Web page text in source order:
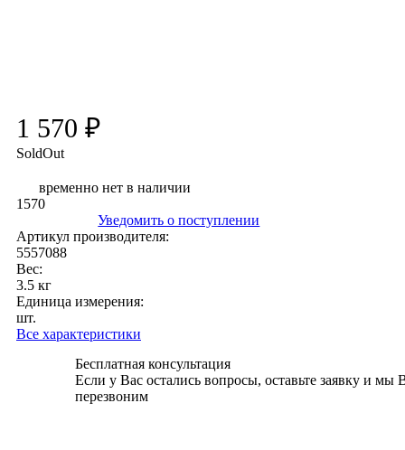
1 570 ₽
SoldOut
временно нет в наличии
1570
Уведомить о поступлении
Артикул производителя:
5557088
Вес:
3.5 кг
Единица измерения:
шт.
Все характеристики
Бесплатная консультация
Если у Вас остались вопросы, оставьте заявку и мы
перезвоним